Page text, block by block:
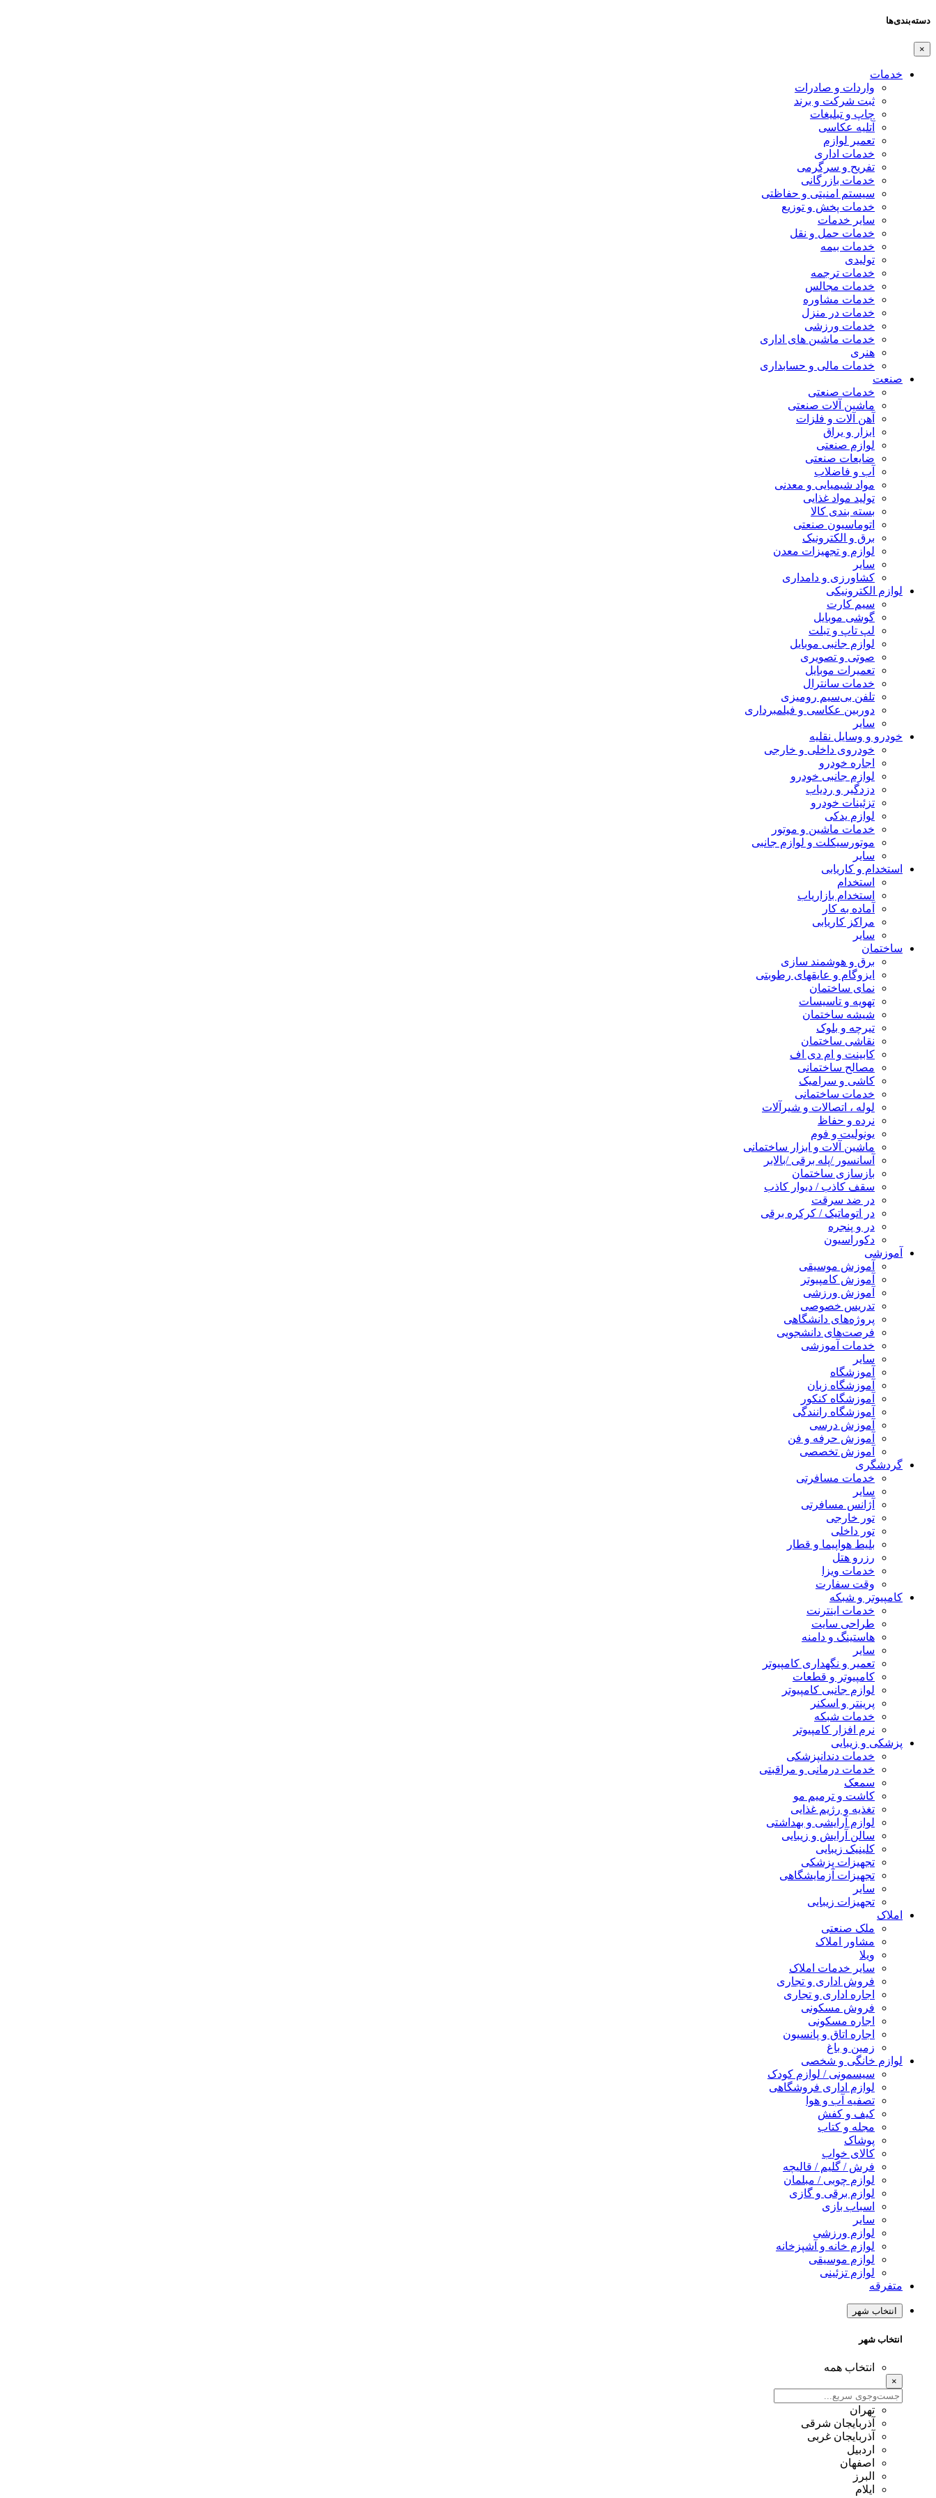
دسته‌بندی‌ها
×
خدمات
واردات و صادرات
ثبت شرکت و برند
چاپ و تبلیغات
آتلیه عکاسی
تعمیر لوازم
خدمات اداری
تفریح و سرگرمی
خدمات بازرگانی
سیستم امنیتی و حفاظتی
خدمات پخش و توزیع
سایر خدمات
خدمات حمل و نقل
خدمات بیمه
تولیدی
خدمات ترجمه
خدمات مجالس
خدمات مشاوره
خدمات در منزل
خدمات ورزشی
خدمات ماشین های اداری
هنری
خدمات مالی و حسابداری
صنعت
خدمات صنعتی
ماشین آلات صنعتی
آهن آلات و فلزات
ابزار و یراق
لوازم صنعتی
ضایعات صنعتی
آب و فاضلاب
مواد شیمیایی و معدنی
تولید مواد غذایی
بسته بندی کالا
اتوماسیون صنعتی
برق و الکترونیک
لوازم و تجهیزات معدن
سایر
کشاورزی و دامداری
لوازم الکترونیکی
سیم کارت
گوشی موبایل
لپ تاپ و تبلت
لوازم جانبی موبایل
صوتی و تصویری
تعمیرات موبایل
خدمات سانترال
تلفن بی‌سیم رومیزی
دوربین عکاسی و فیلمبرداری
سایر
خودرو و وسایل نقلیه
خودروی داخلی و خارجی
اجاره خودرو
لوازم جانبی خودرو
دزدگیر و ردیاب
تزئینات خودرو
لوازم یدکی
خدمات ماشین و موتور
موتورسیکلت و لوازم جانبی
سایر
استخدام و کاریابی
استخدام
استخدام بازاریاب
آماده به کار
مراکز کاریابی
سایر
ساختمان
برق و هوشمند سازی
ایزوگام و عایقهای رطوبتی
نمای ساختمان
تهویه و تاسیسات
شیشه ساختمان
تیرچه و بلوک
نقاشی ساختمان
کابینت و ام دی اف
مصالح ساختمانی
کاشی و سرامیک
خدمات ساختمانی
لوله ، اتصالات و شیرآلات
نرده و حفاظ
یونولیت و فوم
ماشین آلات و ابزار ساختمانی
آسانسور /پله برقی /بالابر
بازسازی ساختمان
سقف کاذب / دیوار کاذب
در ضد سرقت
در اتوماتیک / کرکره برقی
در و پنجره
دکوراسیون
آموزشی
آموزش موسیقی
آموزش کامپیوتر
آموزش ورزشی
تدریس خصوصی
پروژه‌های دانشگاهی
فرصت‌های دانشجویی
خدمات آموزشی
سایر
آموزشگاه
آموزشگاه زبان
آموزشگاه کنکور
آموزشگاه رانندگی
آموزش درسی
آموزش حرفه و فن
آموزش تخصصی
گردشگری
خدمات مسافرتی
سایر
آژانس مسافرتی
تور خارجی
تور داخلی
بلیط هواپیما و قطار
رزرو هتل
خدمات ویزا
وقت سفارت
کامپیوتر و شبکه
خدمات اینترنت
طراحی سایت
هاستینگ و دامنه
سایر
تعمیر و نگهداری کامپیوتر
کامپیوتر و قطعات
لوازم جانبی کامپیوتر
پرینتر و اسکنر
خدمات شبکه
نرم افزار کامپیوتر
پزشکی و زیبایی
خدمات دندانپزشکی
خدمات درمانی و مراقبتی
سمعک
کاشت و ترمیم مو
تغذیه و رژیم غذایی
لوازم آرایشی و بهداشتی
سالن آرایش و زیبایی
کلینیک زیبایی
تجهیزات پزشکی
تجهیزات آزمایشگاهی
سایر
تجهیزات زیبایی
املاک
ملک صنعتی
مشاور املاک
ویلا
سایر خدمات املاک
فروش اداری و تجاری
اجاره اداری و تجاری
فروش مسکونی
اجاره مسکونی
اجاره اتاق و پانسیون
زمین و باغ
لوازم خانگی و شخصی
سیسمونی / لوازم کودک
لوازم اداری فروشگاهی
تصفیه آب و هوا
کیف و کفش
مجله و کتاب
پوشاک
کالای خواب
فرش / گلیم / قالیچه
لوازم چوبی / مبلمان
لوازم برقی و گازی
اسباب بازی
سایر
لوازم ورزشی
لوازم خانه و آشپزخانه
لوازم موسیقی
لوازم تزئینی
متفرقه
انتخاب شهر
انتخاب شهر
انتخاب همه
×
تهران
آذربایجان شرقی
آذربایجان غربی
اردبیل
اصفهان
البرز
ایلام